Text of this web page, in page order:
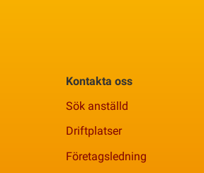
Kontakta oss
Sök anställd
Driftplatser
Företagsledning